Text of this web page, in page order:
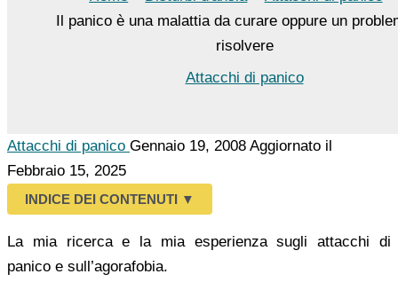
Il panico è una malattia da curare oppure un
risolvere
Attacchi di panico
Attacchi di panico Gennaio 19, 2008 Aggiornato il
Febbraio 15, 2025
INDICE DEI CONTENUTI ▼
La mia ricerca e la mia esperienza sugli attacchi di
panico e sull’agorafobia.